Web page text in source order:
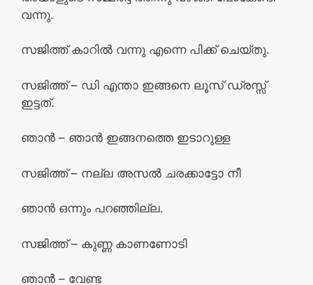
വന്നു.
സജിത്ത് കാറിൽ വന്നു എന്നെ പിക്ക് ചെയ്തു.
സജിത്ത് – ഡി എന്താ ഇങ്ങനെ ലൂസ് ഡ്രസ്സ്‌
ഇട്ടത്.
ഞാൻ – ഞാൻ ഇങ്ങനത്തെ ഇടാറുള്ള
സജിത്ത് – നല്ല അസൽ ചരക്കാട്ടോ നീ
ഞാൻ ഒന്നും പറഞ്ഞില്ല.
സജിത്ത് – കുണ്ണ കാണണോടി
ഞാൻ – വേണ്ട